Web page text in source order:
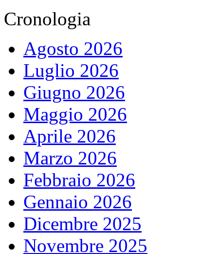
Cronologia
Agosto 2026
Luglio 2026
Giugno 2026
Maggio 2026
Aprile 2026
Marzo 2026
Febbraio 2026
Gennaio 2026
Dicembre 2025
Novembre 2025